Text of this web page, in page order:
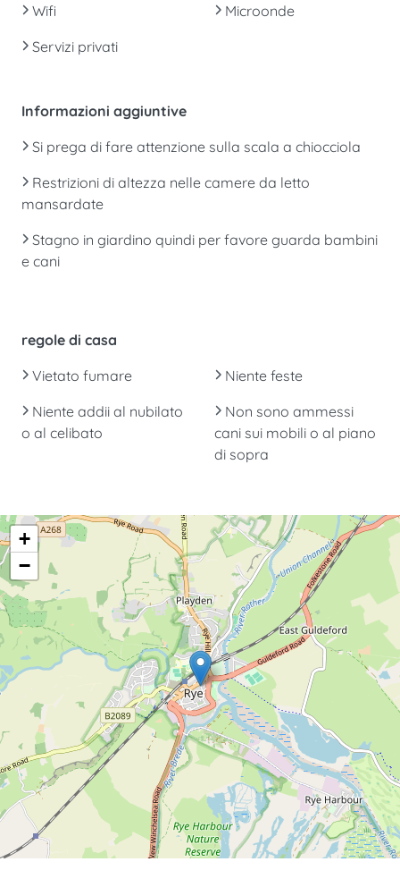
Wifi
Microonde
Servizi privati
Informazioni aggiuntive
Si prega di fare attenzione sulla scala a chiocciola
Restrizioni di altezza nelle camere da letto
mansardate
Stagno in giardino quindi per favore guarda bambini
e cani
regole di casa
Vietato fumare
Niente feste
Niente addii al nubilato
o al celibato
Non sono ammessi
cani sui mobili o al piano
di sopra
+
−